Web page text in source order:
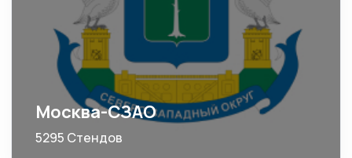
Москва-СЗАО
5295 Стендов